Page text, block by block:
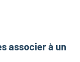
associer à un